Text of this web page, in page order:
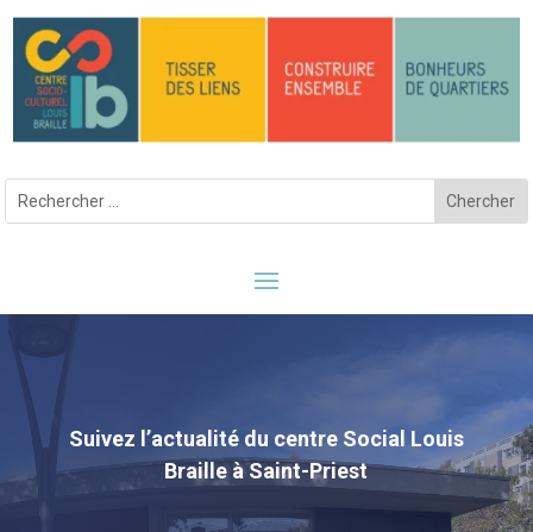
Suivez l’actualité du centre Social Louis
Braille à Saint-Priest